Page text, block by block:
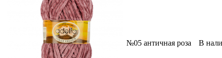
№05 античная роза В